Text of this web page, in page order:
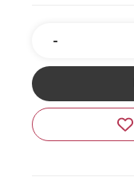
Quantité
-